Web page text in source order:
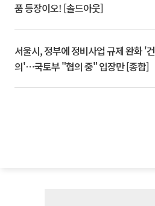
품 등장이오! [솔드아웃]
서울시, 정부에 정비사업 규제 완화 '건
의'⋯국토부 "협의 중" 입장만 [종합]